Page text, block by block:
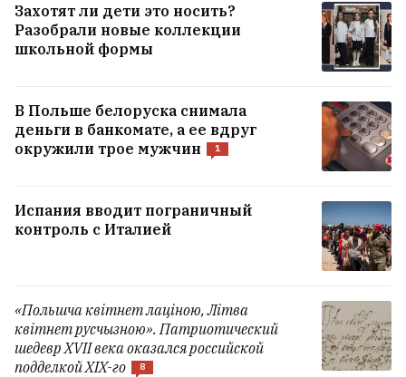
Захотят ли дети это носить?
Разобрали новые коллекции
школьной формы
В Польше белоруска снимала
деньги в банкомате, а ее вдруг
окружили трое мужчин
1
Испания вводит пограничный
контроль с Италией
«Польшча квітнет лаціною, Літва
квітнет русчызною». Патриотический
шедевр XVII века оказался российской
подделкой XIX-го
8
Лукашенко возмутился качеством
товаров в сельских магазинах: